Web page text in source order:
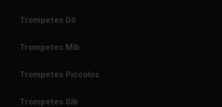
Trompetes Dó
Trompetes Mib
Trompetes Piccolos
Trompetes Sib